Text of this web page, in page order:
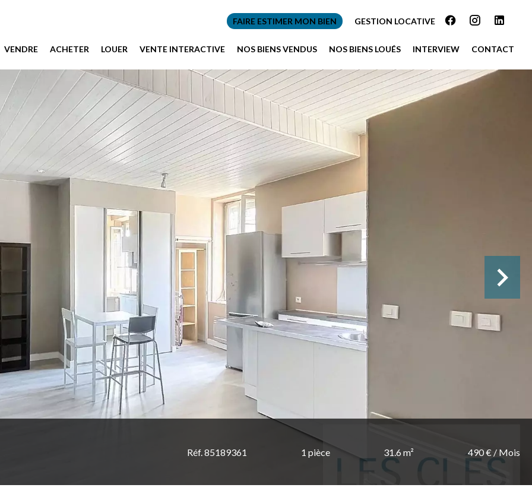
FAIRE ESTIMER MON BIEN GESTION LOCATIVE
VENDRE ACHETER LOUER VENTE INTERACTIVE NOS BIENS VENDUS NOS BIENS LOUÉS INTERVIEW CONTACT
Réf. 85189361 1 pièce 31.6 m² 490 € / Mois